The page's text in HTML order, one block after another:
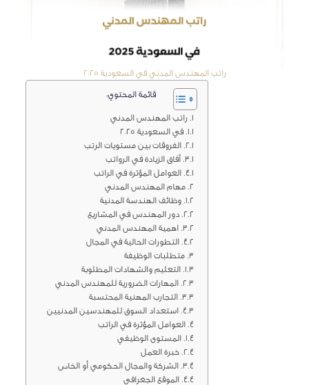
راتب المهندس المدني في السعودية 2025
قائمة المحتوي:
راتب المهندس المدني
في السعودية 2025
الفروقات بين مستويات الرتب
آفاق الزيادة في الرواتب
العوامل المؤثرة في الراتب
مهام المهندس المدني
وظائف الهندسة المدنية
دور المهندس في المشاريع
اهمية المهندس المدني
التطورات الحالية في المجال
متطلبات الوظيفة
التعليم والشهادات المطلوبة
المهارات الضرورية للمهندس المدني
التجارب المهنية المحتسبة
استعداد السوق للمهندسين المدنيين
العوامل المؤثرة في الراتب
المستوى الوظيفي
خبرة العمل
الشركة والمجال الحكومي أو الخاص
الموقع الجغرافي